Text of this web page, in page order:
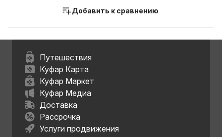
Добавить к сравнению
Путешествия
Куфар Карта
Куфар Маркет
Куфар Медиа
Доставка
Рассрочка
Услуги продвижения